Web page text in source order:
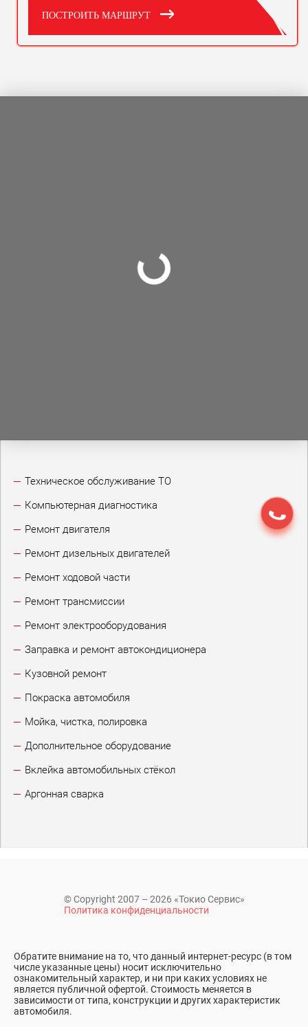
ПОСТРОИТЬ МАРШРУТ
Техническое обслуживание ТО
Компьютерная диагностика
Ремонт двигателя
Ремонт дизельных двигателей
Ремонт ходовой части
Ремонт трансмиссии
Ремонт электрооборудования
Заправка и ремонт автокондиционера
Кузовной ремонт
Покраска автомобиля
Мойка, чистка, полировка
Дополнительное оборудование
Вклейка автомобильных стёкол
Аргонная сварка
© Copyright 2007 – 2026 «Токио Сервис»
Политика конфиденциальности
Обратите внимание на то, что данный интернет-ресурс (в том
числе указанные цены) носит исключительно
ознакомительный характер, и ни при каких условиях не
является публичной офертой. Стоимость меняется в
зависимости от типа, конструкции и других характеристик
автомобиля.